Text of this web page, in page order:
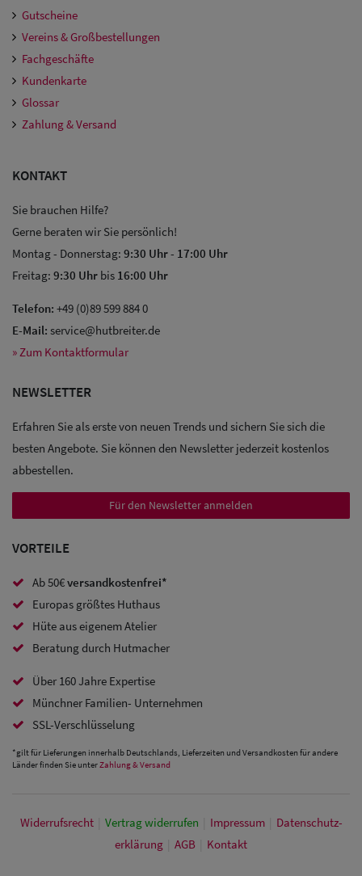
Gutscheine
Vereins & Großbestellungen
Fachgeschäfte
Kundenkarte
Glossar
Zahlung & Versand
KONTAKT
Sie brauchen Hilfe?
Gerne beraten wir Sie persönlich!
Montag - Donnerstag: 9:30 Uhr- 17:00 Uhr
Freitag: 9:30 Uhr bis 16:00 Uhr
Telefon: +49 (0)89 599 884 0
E-Mail: service@hutbreiter.de
» Zum Kontaktformular
NEWSLETTER
Erfahren Sie als erste von neuen Trends und sichern Sie sich die
besten Angebote. Sie können den Newsletter jederzeit kostenlos
abbestellen.
Für den Newsletter anmelden
VORTEILE
Ab 50€versandkostenfrei*
Europas größtes Huthaus
Hüte aus eigenem Atelier
Beratung durch Hutmacher
Über 160 Jahre Expertise
Münchner Familien- Unternehmen
SSL-Verschlüsselung
*gilt für Lieferungen innerhalb Deutschlands, Lieferzeiten und Versandkosten für andere
Länder finden Sie unter Zahlung & Versand
Widerrufs­recht Vertrag widerrufen Impressum
Daten­schutz­
erklärung
AGB Kontakt